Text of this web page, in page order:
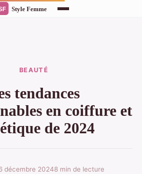
BEAUTÉ
tendances
en coiffure et
de 2024
décembre 20248 min de lecture